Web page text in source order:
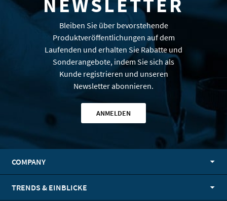
NEWSLETTER
Bleiben Sie über bevorstehende
Produktveröffentlichungen auf dem
Laufenden und erhalten Sie Rabatte und
Sonderangebote, indem Sie sich als
Kunde registrieren und unseren
Newsletter abonnieren.
ANMELDEN
COMPANY
TRENDS & EINBLICKE